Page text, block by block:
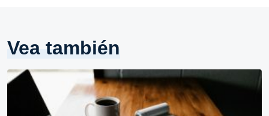
Vea también